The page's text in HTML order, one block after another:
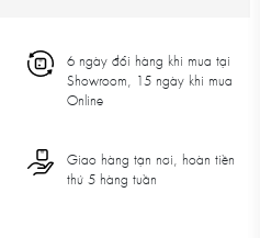
6 ngày đổi hàng khi mua tại
Showroom, 15 ngày khi mua
Online
Giao hàng tận nơi, hoàn tiền
thứ 5 hàng tuần